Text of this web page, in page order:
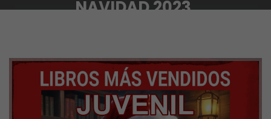
NAVIDAD 2023.